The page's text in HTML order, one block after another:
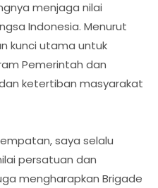
menjaga nilai
Indonesia. Menurut
kunci utama untuk
Pemerintah dan
ketertiban masyarakat
saya selalu
persatuan dan
mengharapkan Brigade